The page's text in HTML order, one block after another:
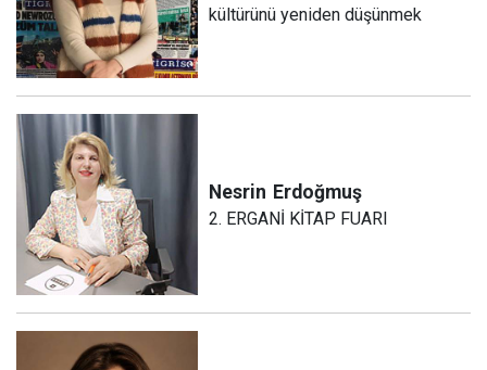
kültürünü yeniden düşünmek
Nesrin Erdoğmuş
2. ERGANİ KİTAP FUARI